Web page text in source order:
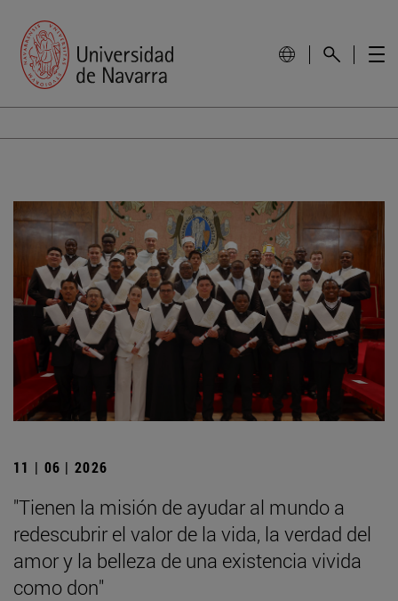
11 | 06 | 2026
"Tienen la misión de ayudar al mundo a
redescubrir el valor de la vida, la verdad del
amor y la belleza de una existencia vivida
como don"